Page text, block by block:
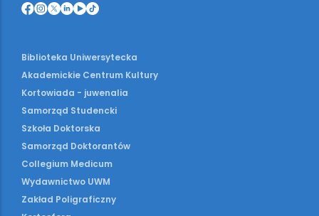
Biblioteka Uniwersytecka
Akademickie Centrum Kultury
Kortowiada - juwenalia
Samorząd Studencki
Szkoła Doktorska
Samorząd Doktorantów
Collegium Medicum
Wydawnictwo UWM
Zakład Poligraficzny